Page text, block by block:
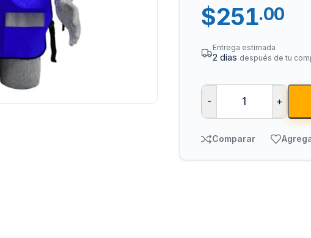
Tuberías y
Cobre y Latón
Sistemas Contra
Acero Galvanizado
$251.00
Entrega estimada
2 días después de tu
- +
Comparar